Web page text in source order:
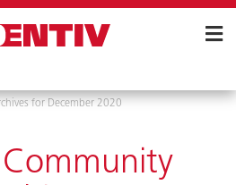
for December 2020